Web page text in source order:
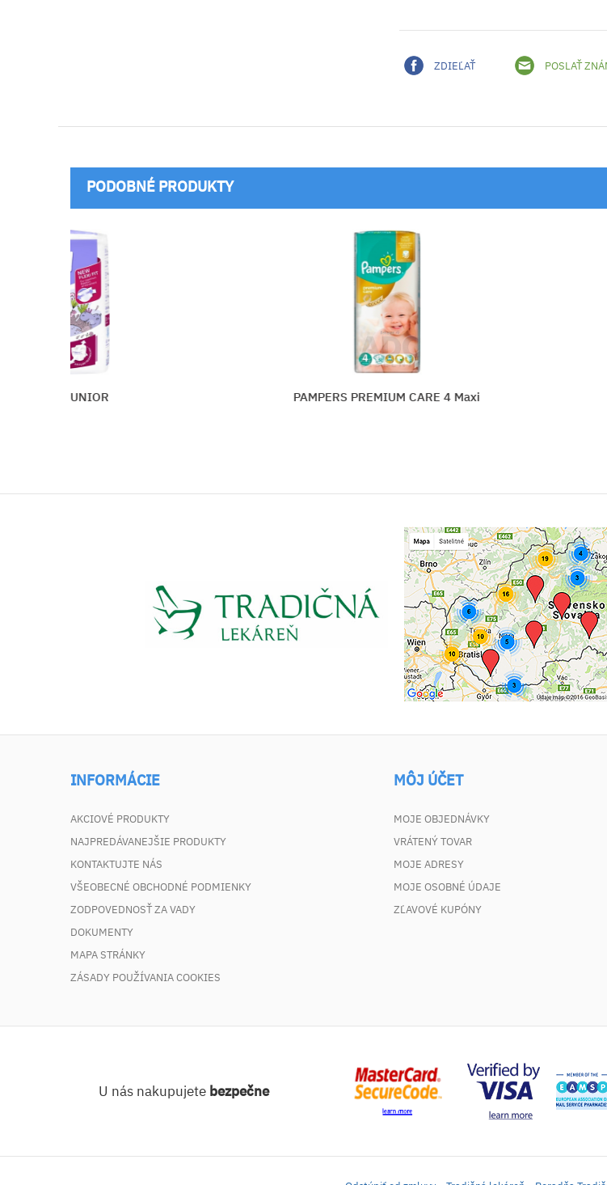
ZDIEĽAŤ POSLAŤ
PODOBNÉ PRODUKTY
PAMPERS PREMIUM CARE 4 Maxi
INFORMÁCIE
AKCIOVÉ PRODUKTY
NAJPREDÁVANEJŠIE PRODUKTY
KONTAKTUJTE NÁS
VŠEOBECNÉ OBCHODNÉ PODMIENKY
ZODPOVEDNOSŤ ZA VADY
DOKUMENTY
MAPA STRÁNKY
ZÁSADY POUŽÍVANIA COOKIES
MÔJ ÚČET
MOJE OBJEDNÁVKY
VRÁTENÝ TOVAR
MOJE ADRESY
MOJE OSOBNÉ ÚDAJE
ZĽAVOVÉ KUPÓNY
U nás nakupujete bezpečne